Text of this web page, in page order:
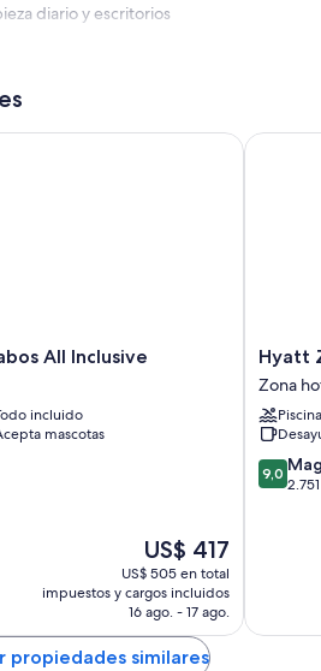
diario y escritorios
All Inclusive
incluido
mascotas
El
precio
actual
es
de
US$ 417
US$ 417
US$ 505 en total
impuestos y cargos incluidos
16 ago. - 17 ago.
All Inclusive
Hyatt
Ziva
Los
Cabos-
All
Inclusive
Zona
Hyatt
Zona
Piscina
9.0
de
9,0
Hyatt
propiedades similares